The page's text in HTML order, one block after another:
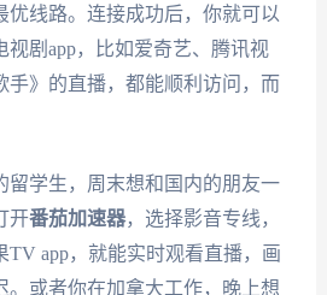
优线路。连接成功后，你就可以
剧app，比如爱奇艺、腾讯视
手》的直播，都能顺利访问，而
留学生，周末想和国内的朋友一
开番茄加速器，选择影音专线，
TV app，就能实时观看直播，画
。或者你在加拿大工作，晚上想